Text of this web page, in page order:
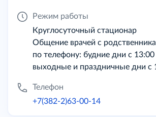
Режим работы
Круглосуточный стационар
Общение врачей с
по телефону: будние дни с
выходные и праздничные дни с
Телефон
+7(382-2)63-00-14